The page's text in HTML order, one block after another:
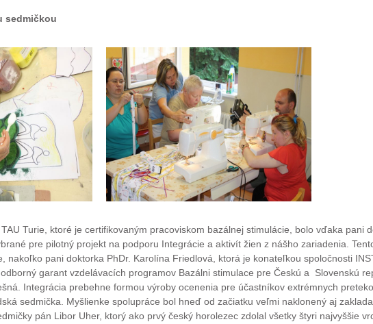
sedmičkou
Turie, ktoré je certifikovaným pracoviskom bazálnej stimulácie, bolo vďaka pani
pre pilotný projekt na podporu Integrácie a aktivít žien z nášho zariadenia.
nakoľko pani doktorka PhDr. Karolína Friedlová, ktorá je konateľkou spoločnosti
garant vzdelávacích programov Bazálni stimulace pre Českú a Slovenskú
Integrácia prebehne formou výroby ocenenia pre účastníkov extrémnych
sedmička. Myšlienke spolupráce bol hneď od začiatku veľmi naklonený aj
pán Libor Uher, ktorý ako prvý český horolezec zdolal všetky štyri najvyššie